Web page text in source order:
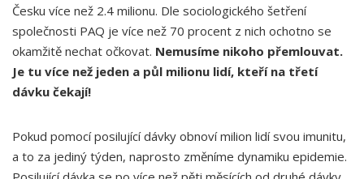
Česku více než 2.4 milionu. Dle sociologického šetření
společnosti PAQ je více než 70 procent z nich ochotno se
okamžitě nechat očkovat. Nemusíme nikoho přemlouvat.
Je tu více než jeden a půl milionu lidí, kteří na třetí
dávku čekají!
Pokud pomocí posilující dávky obnoví milion lidí svou imunitu,
a to za jediný týden, naprosto změníme dynamiku epidemie.